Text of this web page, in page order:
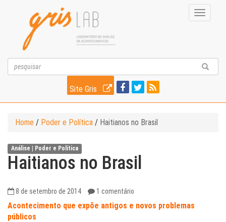
Toggle
Site Gris
Home / Poder e Política / Haitianos no Brasil
Análise | Poder e Política
Haitianos no Brasil
8 de setembro de 2014 1 comentário
Acontecimento que expõe antigos e novos problemas
públicos